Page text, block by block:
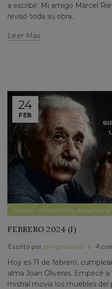
a escribir. Mi amigo Marcel
revisó toda su obra...
Leer Más
24
FEB
Gestión, Humanismo, Josep Maria
FEBRERO 2024 (I)
Escrito por josepmariavia 4
Hoy es 11 de febrero,
alma Joan Oliveras. Empecé
mistral movía los muebles